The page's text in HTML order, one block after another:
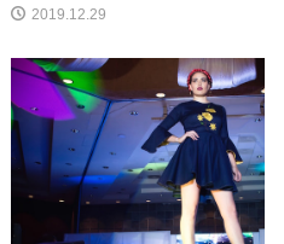
2019.12.29